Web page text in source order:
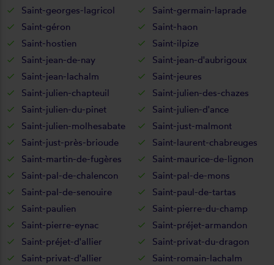
Saint-georges-lagricol
Saint-germain-laprade
Saint-géron
Saint-haon
Saint-hostien
Saint-ilpize
Saint-jean-de-nay
Saint-jean-d'aubrigoux
Saint-jean-lachalm
Saint-jeures
Saint-julien-chapteuil
Saint-julien-des-chazes
Saint-julien-du-pinet
Saint-julien-d'ance
Saint-julien-molhesabate
Saint-just-malmont
Saint-just-près-brioude
Saint-laurent-chabreuges
Saint-martin-de-fugères
Saint-maurice-de-lignon
Saint-pal-de-chalencon
Saint-pal-de-mons
Saint-pal-de-senouire
Saint-paul-de-tartas
Saint-paulien
Saint-pierre-du-champ
Saint-pierre-eynac
Saint-préjet-armandon
Saint-préjet-d'allier
Saint-privat-du-dragon
Saint-privat-d'allier
Saint-romain-lachalm